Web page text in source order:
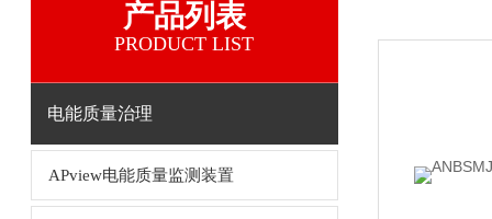
产品列表
PRODUCT LIST
电能质量治理
APview电能质量监测装置